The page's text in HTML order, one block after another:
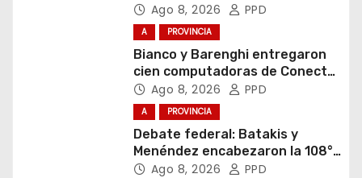
Ago 8, 2026 PPD
A PROVINCIA
Bianco y Barenghi entregaron
cien computadoras de Conectar
Igualdad Bonaerense
Ago 8, 2026 PPD
A PROVINCIA
Debate federal: Batakis y
Menéndez encabezaron la 108°
Asamblea del CNV
Ago 8, 2026 PPD